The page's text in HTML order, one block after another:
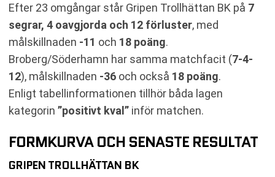
Efter 23 omgångar står Gripen Trollhättan BK på 7
segrar, 4 oavgjorda och 12 förluster, med
målskillnaden -11 och 18 poäng.
Broberg/Söderhamn har samma matchfacit (7-4-
12), målskillnaden -36 och också 18 poäng.
Enligt tabellinformationen tillhör båda lagen
kategorin ”positivt kval” inför matchen.
FORMKURVA OCH SENASTE RESULTAT
GRIPEN TROLLHÄTTAN BK